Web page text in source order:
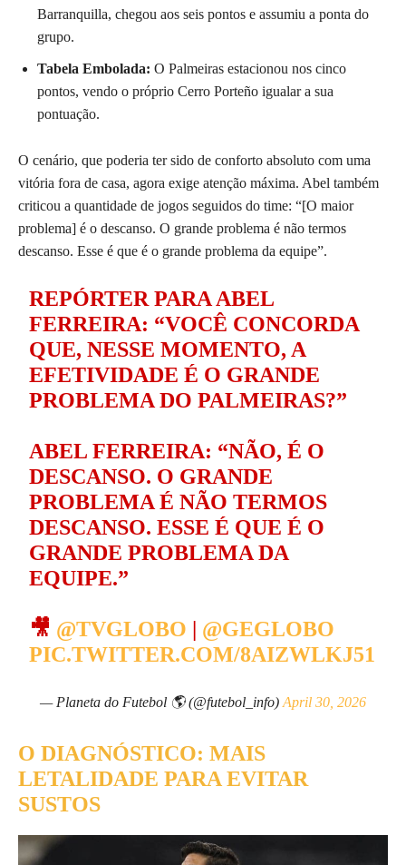
Barranquilla, chegou aos seis pontos e assumiu a ponta do
grupo.
Tabela Embolada: O Palmeiras estacionou nos cinco
pontos, vendo o próprio Cerro Porteño igualar a sua
pontuação.
O cenário, que poderia ter sido de conforto absoluto com uma
vitória fora de casa, agora exige atenção máxima. Abel também
criticou a quantidade de jogos seguidos do time: “[O maior
problema] é o descanso. O grande problema é não termos
descanso. Esse é que é o grande problema da equipe”.
REPÓRTER PARA ABEL
FERREIRA: “VOCÊ CONCORDA
QUE, NESSE MOMENTO, A
EFETIVIDADE É O GRANDE
PROBLEMA DO PALMEIRAS?”
ABEL FERREIRA: “NÃO, É O
DESCANSO. O GRANDE
PROBLEMA É NÃO TERMOS
DESCANSO. ESSE É QUE É O
GRANDE PROBLEMA DA
EQUIPE.”
🎥 @TVGLOBO | @GEGLOBO
PIC.TWITTER.COM/8AIZWLKJ51
— Planeta do Futebol 🌎 (@futebol_info) April 30, 2026
O DIAGNÓSTICO: MAIS
LETALIDADE PARA EVITAR
SUSTOS